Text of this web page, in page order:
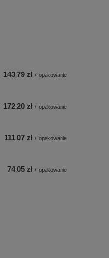
143,79 zł / opakowanie
172,20 zł / opakowanie
111,07 zł / opakowanie
74,05 zł / opakowanie